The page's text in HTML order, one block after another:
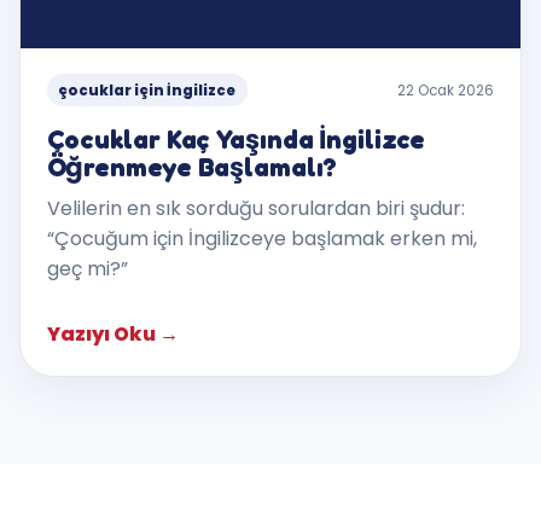
çocuklar için İngilizce 22 Ocak 2026
Çocuklar Kaç Yaşında İngilizce
Öğrenmeye Başlamalı?
Velilerin en sık sorduğu sorulardan biri şudur:
“Çocuğum için İngilizceye başlamak erken mi,
geç mi?”
Yazıyı Oku →